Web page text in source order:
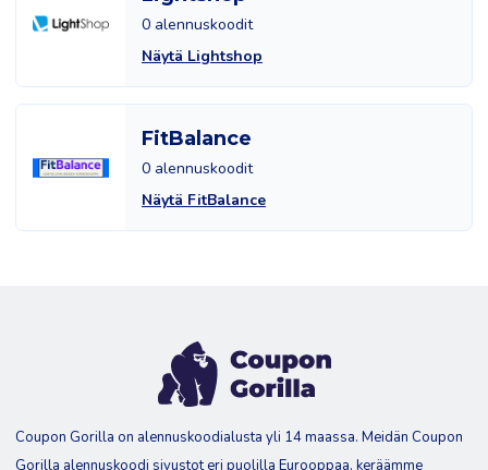
0 alennuskoodit
Näytä Lightshop
FitBalance
0 alennuskoodit
Näytä FitBalance
Coupon Gorilla on alennuskoodialusta yli 14 maassa. Meidän Coupon
Gorilla alennuskoodi sivustot eri puolilla Eurooppaa, keräämme